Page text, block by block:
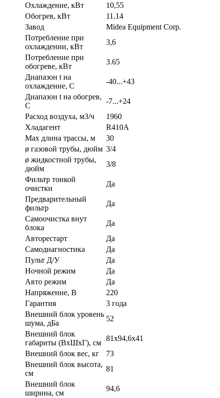
Охлаждение, кВт
10,55
Обогрев, кВт
11.14
Завод
Midea Equipment Corp.
Потребление при
охлаждении, кВт
3,6
Потребление при
обогреве, кВт
3.65
Диапазон t на
охлаждение, С
-40...+43
Диапазон t на обогрев,
С
-7...+24
Расход воздуха, м3/ч
1960
Хладагент
R410A
Max длина трассы, м
30
ø газовой трубы, дюйм 3/4
ø жидкостной трубы,
дюйм
3/8
Фильтр тонкой
очистки
Да
Предварительный
фильтр
Да
Самоочистка внут
блока
Да
Авторестарт
Да
Самодиагностика
Да
Пульт Д/У
Да
Ночной режим
Да
Авто режим
Да
Напряжение, В
220
Гарантия
3 года
Внешний блок уровень
шума, дБа
52
Внешний блок
габариты (ВхШхГ), см
81x94,6x41
Внешний блок вес, кг
73
Внешний блок высота,
см
81
Внешний блок
ширина, см
94,6